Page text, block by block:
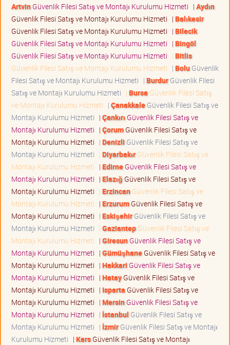
ArtvinGüvenlik Filesi Satış ve Montajı Kurulumu Hizmeti | Aydın
Güvenlik Filesi Satış ve Montajı Kurulumu Hizmeti | Balıkesir
Güvenlik Filesi Satış ve Montajı Kurulumu Hizmeti | Bilecik
Güvenlik Filesi Satış ve Montajı Kurulumu Hizmeti | Bingöl
Güvenlik Filesi Satış ve Montajı Kurulumu Hizmeti | Bitlis
Güvenlik Filesi Satış ve Montajı Kurulumu Hizmeti | BoluGüvenlik
Filesi Satış ve Montajı Kurulumu Hizmeti | BurdurGüvenlik Filesi
Satış ve Montajı Kurulumu Hizmeti | Bursa Güvenlik Filesi Satış
ve Montajı Kurulumu Hizmeti | ÇanakkaleGüvenlik Filesi Satış ve
Montajı Kurulumu Hizmeti | Çankırı Güvenlik Filesi Satış ve
Montajı Kurulumu Hizmeti | ÇorumGüvenlik Filesi Satış ve
Montajı Kurulumu Hizmeti | Denizli Güvenlik Filesi Satış ve
Montajı Kurulumu Hizmeti | DiyarbakırGüvenlik Filesi Satış ve
Montajı Kurulumu Hizmeti | EdirneGüvenlik Filesi Satış ve
Montajı Kurulumu Hizmeti | Elazığ Güvenlik Filesi Satış ve
Montajı Kurulumu Hizmeti | ErzincanGüvenlik Filesi Satış ve
Montajı Kurulumu Hizmeti | ErzurumGüvenlik Filesi Satış ve
Montajı Kurulumu Hizmeti | EskişehirGüvenlik Filesi Satış ve
Montajı Kurulumu Hizmeti | GaziantepGüvenlik Filesi Satış ve
Montajı Kurulumu Hizmeti | GiresunGüvenlik Filesi Satış ve
Montajı Kurulumu Hizmeti | GümüşhaneGüvenlik Filesi Satış ve
Montajı Kurulumu Hizmeti | Hakkari Güvenlik Filesi Satış ve
Montajı Kurulumu Hizmeti | HatayGüvenlik Filesi Satış ve
Montajı Kurulumu Hizmeti | Isparta Güvenlik Filesi Satış ve
Montajı Kurulumu Hizmeti | MersinGüvenlik Filesi Satış ve
Montajı Kurulumu Hizmeti | İstanbul Güvenlik Filesi Satış ve
Montajı Kurulumu Hizmeti | İzmirGüvenlik Filesi Satış ve Montajı
Kurulumu Hizmeti | KarsGüvenlik Filesi Satış ve Montajı